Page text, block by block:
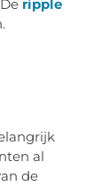
ripple
al
de